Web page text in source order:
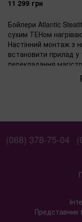
11 299 грн
Бойлери Atlantic
сухим ТЕНом
Настінний монтаж з
встановити прилад у
перекладання
Об'єм бака:
обирають 75 л, щоб
день або є діти.
займає більше місця
Якщо потрібен
Сухий ТЕН закритий
Накип осідає на
мережах з помірною
(068) 378-75-04
Представник